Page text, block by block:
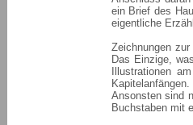
ein Brief des
eigentliche
Zeichnungen
Das Einzige,
Illustrationen
Ansonsten sind
Buchstaben mit